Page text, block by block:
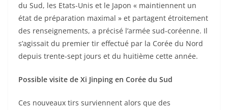
du Sud, les Etats-Unis et le Japon « maintiennent un
état de préparation maximal » et partagent étroitement
des renseignements, a précisé l’armée sud-coréenne. Il
s’agissait du premier tir effectué par la Corée du Nord
depuis trente-sept jours et du huitième cette année.
Possible visite de Xi Jinping en Corée du Sud
Ces nouveaux tirs surviennent alors que des